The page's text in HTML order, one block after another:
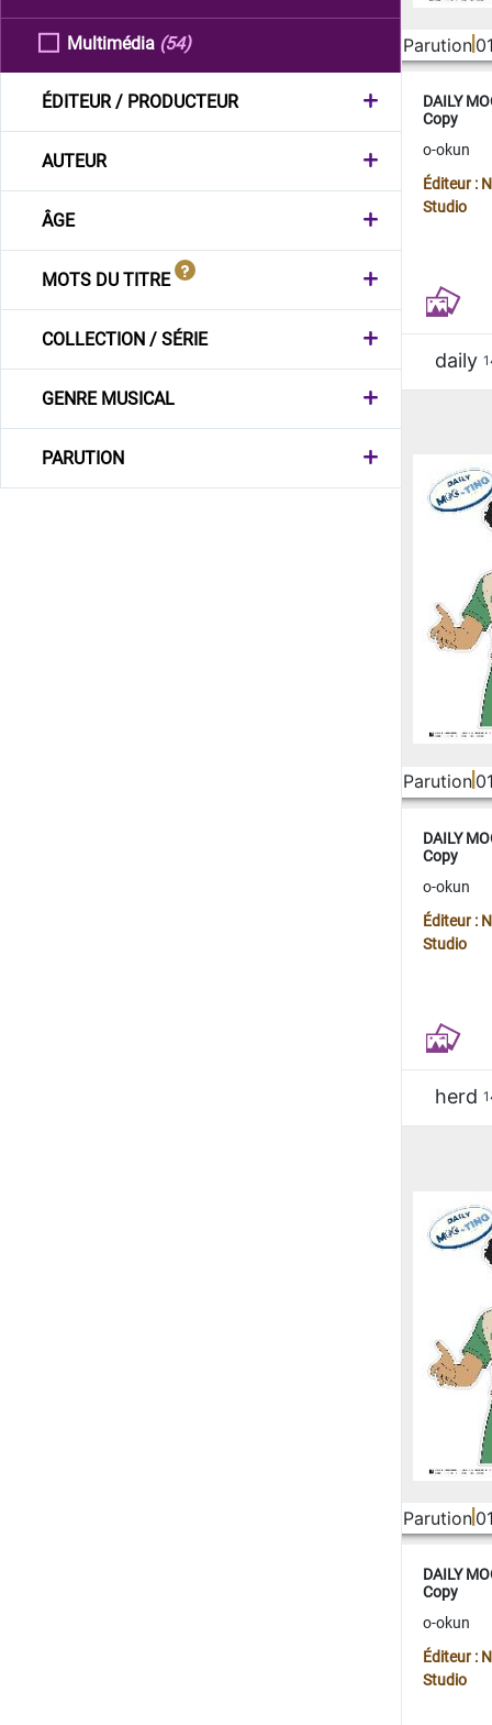
Multimédia (54)
ÉDITEUR / PRODUCTEUR
AUTEUR
ÂGE
MOTS DU TITRE
COLLECTION / SÉRIE
GENRE MUSICAL
PARUTION
Parution
DAILY
Copy
o-okun
Éditeur :
Studio
daily
Parution
DAILY
Copy
o-okun
Éditeur :
Studio
herd
Parution
DAILY
Copy
o-okun
Éditeur :
Studio